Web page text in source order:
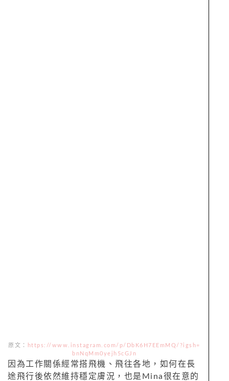
原文：
https://www.instagram.com/p/DbK6H7EEmMQ/?igsh=
bnNqMm0yejh5cGJn
因為工作關係經常搭飛機、飛往各地，如何在長
途飛行後依然維持穩定膚況，也是Mina很在意的